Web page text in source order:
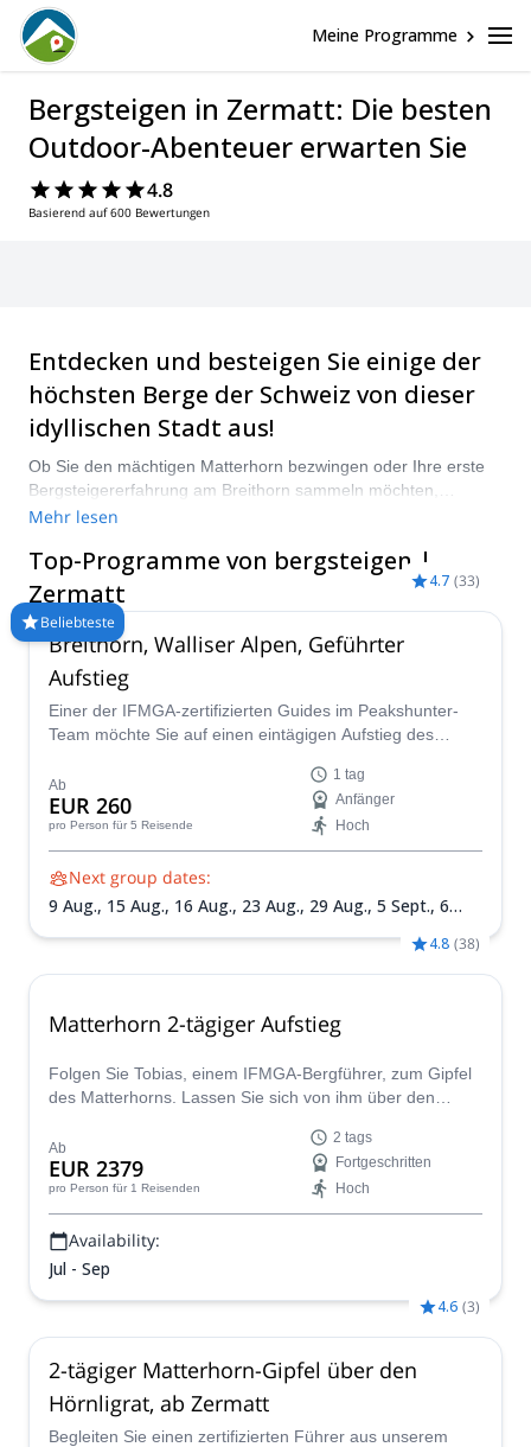
Meine Programme
Bergsteigen in Zermatt: Die besten
Outdoor-Abenteuer erwarten Sie
4.8
Basierend auf 600 Bewertungen
Entdecken und besteigen Sie einige der
höchsten Berge der Schweiz von dieser
idyllischen Stadt aus!
Ob Sie den mächtigen Matterhorn bezwingen oder Ihre erste
Bergsteigererfahrung am Breithorn sammeln möchten,
atemberaubende Ausblicke und wunderbare Landschaften
Führer für Ihre Reise auf Explore-Share.com: 1500+ Führer,
70+ Länder und mehr als 8000 verschiedene Programme zur
Auswahl. Wählen Sie aus unserer Auswahl an
Bergsteigertouren in Zermatt. Die Berge rufen!
Mehr lesen
Top-Programme von bergsteigen |
Zermatt
Beliebteste
4.7 (33)
Breithorn, Walliser Alpen, Geführter
Aufstieg
Einer der IFMGA-zertifizierten Guides im Peakshunter-
Team möchte Sie auf einen eintägigen Aufstieg des
der Schweiz führen.
Ab
EUR 260
pro Person für 5 Reisende
1 tag
Anfänger
Hoch
Next group dates:
9 Aug., 15 Aug., 16 Aug., 23 Aug., 29 Aug., 5 Sept., 6
4.8 (38)
Matterhorn 2-tägiger Aufstieg
Folgen Sie Tobias, einem IFMGA-Bergführer, zum Gipfel
des Matterhorns. Lassen Sie sich von ihm über den
Und genießen Sie einige der faszinierendsten Ausblicke
vom Gipfel.
Ab
EUR 2379
pro Person für 1 Reisenden
2 tags
Fortgeschritten
Hoch
Availability:
Jul - Sep
4.6 (3)
2-tägiger Matterhorn-Gipfel über den
Hörnligrat, ab Zermatt
Begleiten Sie einen zertifizierten Führer aus unserem